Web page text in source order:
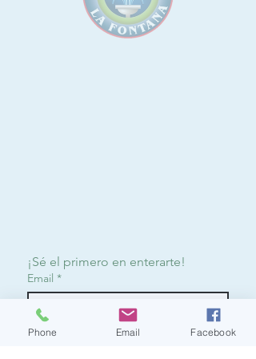
¡Sé el primero en enterarte!
Email *
Suscribirme
Phone Email Facebook